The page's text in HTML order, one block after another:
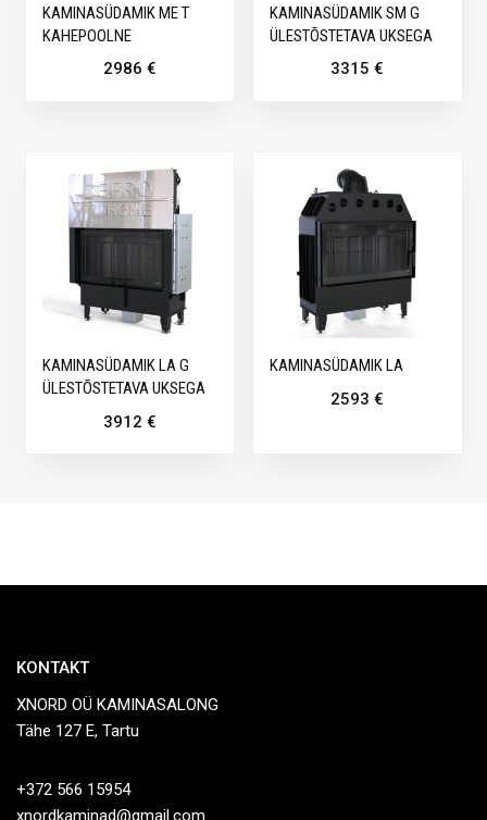
KAMINASÜDAMIK ME T
KAHEPOOLNE
2986 €
KAMINASÜDAMIK SM G
ÜLESTÕSTETAVA UKSEGA
3315€
KAMINASÜDAMIK LA G
ÜLESTÕSTETAVA UKSEGA
3912 €
KAMINASÜDAMIK LA
2593€
KONTAKT
XNORD OÜ KAMINASALONG
Tähe 127 E, Tartu
+372 566 15954
xnordkaminad@gmail.com